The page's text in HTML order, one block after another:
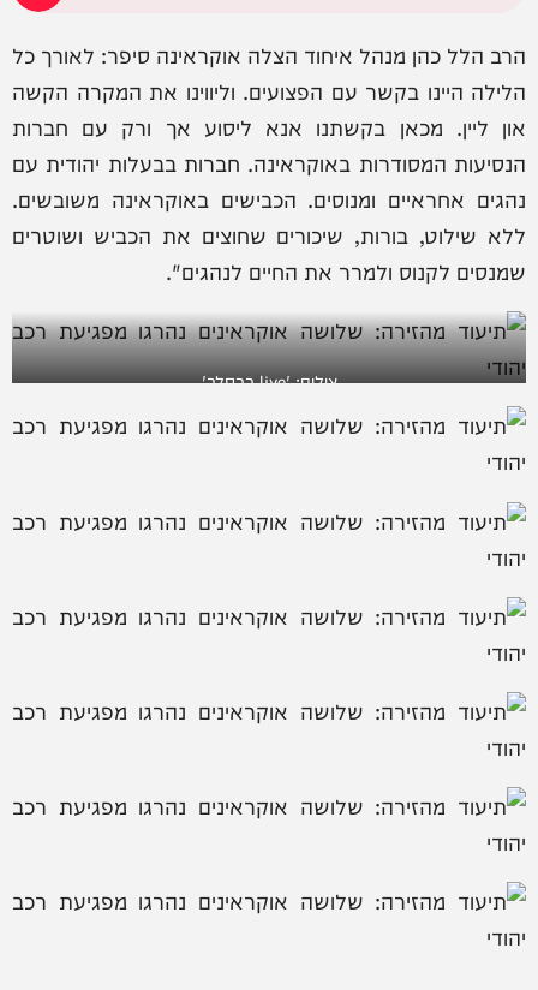
הרב הלל כהן מנהל איחוד הצלה אוקראינה סיפר: לאורך כל
הלילה היינו בקשר עם הפצועים. וליווינו את המקרה הקשה
און ליין. מכאן בקשתנו אנא ליסוע אך ורק עם חברות
הנסיעות המסודרות באוקראינה. חברות בבעלות יהודית עם
נהגים אחראיים ומנוסים. הכבישים באוקראינה משובשים.
ללא שילוט, בורות, שיכורים שחוצים את הכביש ושוטרים
שמנסים לקנוס ולמרר את החיים לנהגים".
צילום: 'live ברסלב'